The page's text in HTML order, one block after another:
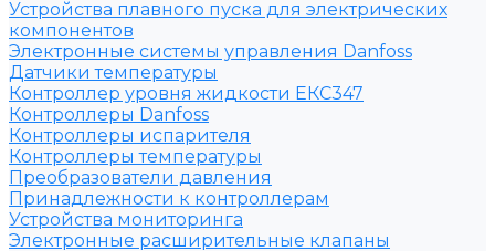
Устройства плавного пуска для электрических
компонентов
Электронные системы управления Danfoss
Датчики температуры
Контроллер уровня жидкости ЕКС347
Контроллеры Danfoss
Контроллеры испарителя
Контроллеры температуры
Преобразователи давления
Принадлежности к контроллерам
Устройства мониторинга
Электронные расширительные клапаны